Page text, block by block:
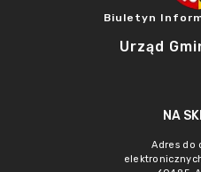
Biuletyn
Urząd
NA
Adres do